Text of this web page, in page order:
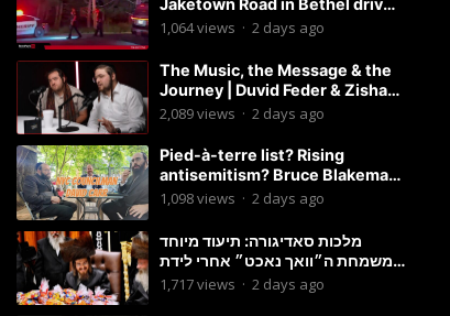
Jaketown Road in Bethel driver
arrested for driving while
1,064views · 2 days ago
The Music, the Message & the
Journey | Duvid Feder & Zisha
Surkis | Round Table #11
2,089views · 2 days ago
Pied-à-terre list? Rising
antisemitism? Bruce Blakeman
chances? Podcast with
1,098views · 2 days ago
מלכות סאדיגורה: תיעוד מיוחד
משמחת ה״וואך נאכט״ אחרי לידת
בן האדמו״ר-פשוט לצפות ולהנות
1,717views · 2 days ago